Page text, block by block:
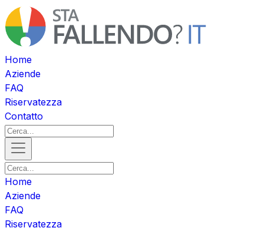
Home
Aziende
FAQ
Riservatezza
Contatto
Home
Aziende
FAQ
Riservatezza